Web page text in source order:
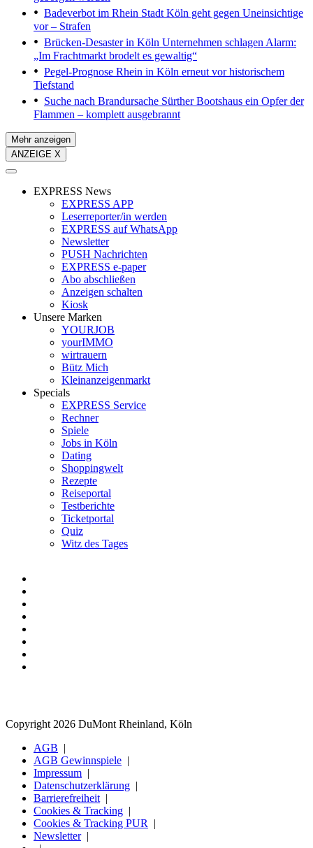
Badeverbot im Rhein Stadt Köln geht gegen Uneinsichtige
vor – Strafen
Brücken-Desaster in Köln Unternehmen schlagen Alarm:
„Im Frachtmarkt brodelt es gewaltig“
Pegel-Prognose Rhein in Köln erneut vor historischem
Tiefstand
Suche nach Brandursache Sürther Bootshaus ein Opfer der
Flammen – komplett ausgebrannt
Mehr anzeigen
ANZEIGE X
EXPRESS News
EXPRESS APP
Leserreporter/in werden
EXPRESS auf WhatsApp
Newsletter
PUSH Nachrichten
EXPRESS e-paper
Abo abschließen
Anzeigen schalten
Kiosk
Unsere Marken
YOURJOB
yourIMMO
wirtrauern
Bütz Mich
Kleinanzeigenmarkt
Specials
EXPRESS Service
Rechner
Spiele
Jobs in Köln
Dating
Shoppingwelt
Rezepte
Reiseportal
Testberichte
Ticketportal
Quiz
Witz des Tages
Copyright 2026 DuMont Rheinland, Köln
AGB
AGB Gewinnspiele
Impressum
Datenschutzerklärung
Barrierefreiheit
Cookies & Tracking
Cookies & Tracking PUR
Newsletter